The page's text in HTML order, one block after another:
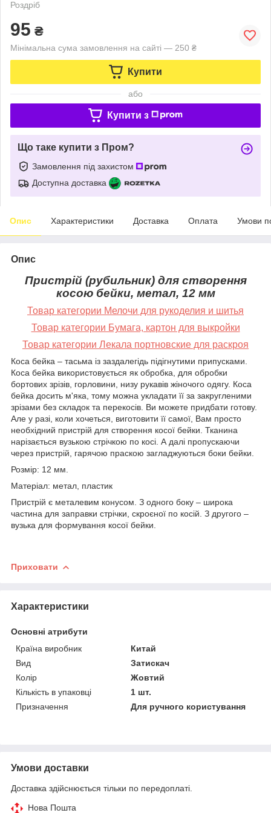
Роздріб
95 ₴
Мінімальна сума замовлення на сайті — 250 ₴
Купити
або
Купити з
Що таке купити з Пром?
Замовлення під захистом
Доступна доставка
Опис Характеристики Доставка Оплата Умови
Опис
Пристрій (рубильник) для створення
косою бейки, метал, 12 мм
Товар категории Мелочи для рукоделия и шитья
Товар категории Бумага, картон для выкройки
Товар категории Лекала портновские для раскроя
Коса бейка – тасьма із заздалегідь підігнутими припусками.
Коса бейка використовується як обробка, для обробки
бортових зрізів, горловини, низу рукавів жіночого одягу. Коса
бейка досить м'яка, тому можна укладати її за закругленими
зрізами без складок та перекосів. Ви можете придбати готову.
Але у разі, коли хочеться, виготовити її самої, Вам просто
необхідний пристрій для створення косої бейки. Тканина
нарізається вузькою стрічкою по косі. А далі пропускаючи
через пристрій, гарячою праскою загладжуються боки бейки.
Розмір: 12 мм.
Матеріал: метал, пластик
Пристрій є металевим конусом. З одного боку – широка
частина для заправки стрічки, скроєної по косій. З другого –
вузька для формування косої бейки.
Приховати
Характеристики
Основні атрибути
Країна виробник
Китай
Вид
Затискач
Колір
Жовтий
Кількість в упаковці
1 шт.
Призначення
Для ручного користування
Умови доставки
Доставка здійснюється тільки по передоплаті.
Нова Пошта